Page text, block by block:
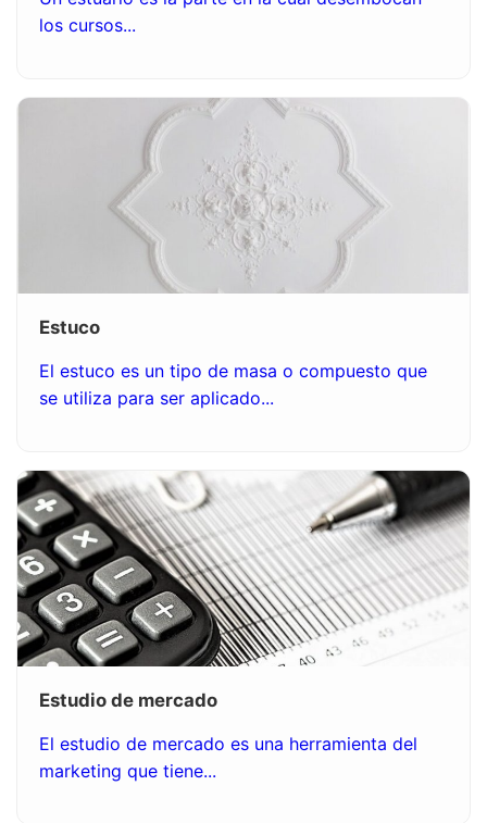
los cursos...
Estuco
El estuco es un tipo de masa o compuesto que
se utiliza para ser aplicado...
Estudio de mercado
El estudio de mercado es una herramienta del
marketing que tiene...